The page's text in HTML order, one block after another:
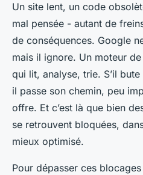
Un site lent, un code
mal pensée - autant de
de conséquences. Google
mais il ignore. Un moteur
qui lit, analyse, trie. S’il
il passe son chemin, peu
offre. Et c’est là que bien
se retrouvent bloquées,
mieux optimisé.
Pour dépasser ces